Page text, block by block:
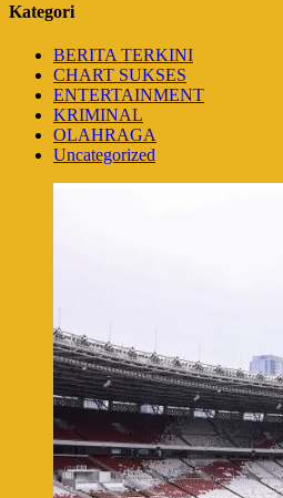
Kategori
BERITA TERKINI
CHART SUKSES
ENTERTAINMENT
KRIMINAL
OLAHRAGA
Uncategorized